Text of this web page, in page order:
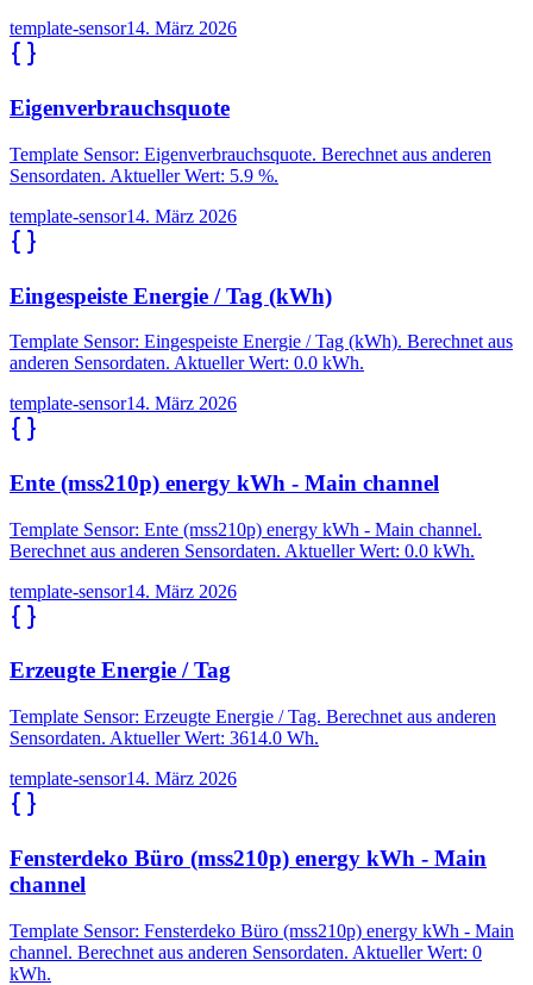
template-sensor14. März 2026
Eigenverbrauchsquote
Template Sensor: Eigenverbrauchsquote. Berechnet aus anderen
Sensordaten. Aktueller Wert: 5.9 %.
template-sensor14. März 2026
Eingespeiste Energie / Tag (kWh)
Template Sensor: Eingespeiste Energie / Tag (kWh). Berechnet aus
anderen Sensordaten. Aktueller Wert: 0.0 kWh.
template-sensor14. März 2026
Ente (mss210p) energy kWh - Main channel
Template Sensor: Ente (mss210p) energy kWh - Main channel.
Berechnet aus anderen Sensordaten. Aktueller Wert: 0.0 kWh.
template-sensor14. März 2026
Erzeugte Energie / Tag
Template Sensor: Erzeugte Energie / Tag. Berechnet aus anderen
Sensordaten. Aktueller Wert: 3614.0 Wh.
template-sensor14. März 2026
Fensterdeko Büro (mss210p) energy kWh - Main
channel
Template Sensor: Fensterdeko Büro (mss210p) energy kWh - Main
channel. Berechnet aus anderen Sensordaten. Aktueller Wert: 0
kWh.